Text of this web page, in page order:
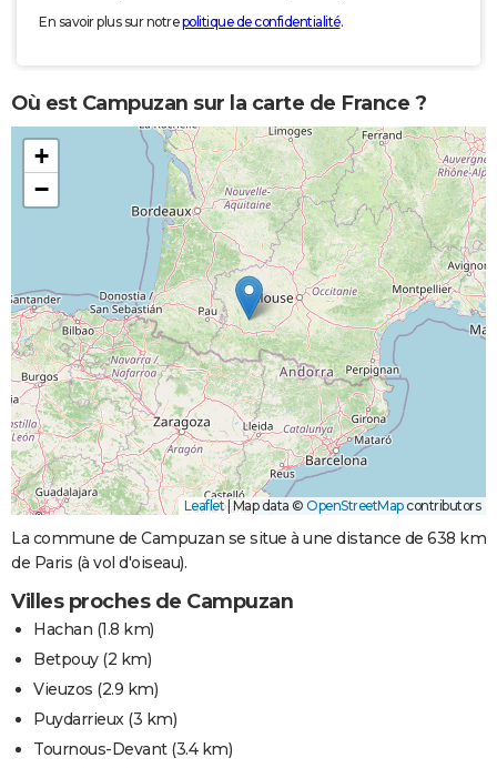
En savoir plus sur notrepolitique de confidentialité.
Où est Campuzan sur la carte de France ?
+
−
Leaflet Map data © OpenStreetMapcontributors
La commune de Campuzan se situe à une distance de 638 km
de Paris (à vol d'oiseau).
Villes proches de Campuzan
Hachan (1.8 km)
Betpouy(2 km)
Vieuzos (2.9 km)
Puydarrieux(3 km)
Tournous-Devant(3.4 km)